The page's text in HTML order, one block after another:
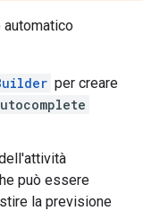
per creare
può essere
la previsione